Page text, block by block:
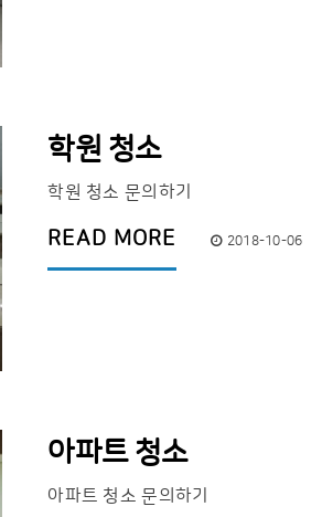
학원 청소
학원 청소 문의하기
READ MORE 2018-10-06
아파트 청소
아파트 청소 문의하기